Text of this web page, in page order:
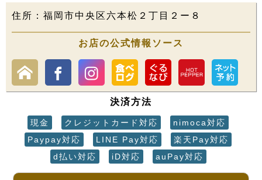
住所：福岡市中央区六本松２丁目２ー８
お店の公式情報ソース
決済方法
現金 クレジットカード対応
nimoca対応
Paypay対応
LINE Pay対応
楽天Pay対応
d払い対応
iD対応 auPay対応